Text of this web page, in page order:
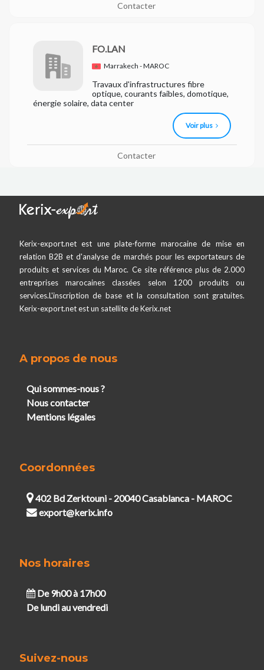
Contacter
FO.LAN
Marrakech - MAROC
Travaux d'infrastructures fibre
optique, courants faibles, domotique,
énergie solaire, data center
Voir plus
Contacter
Kerix-export.net est une plate-forme marocaine de mise en
relation B2B et d'analyse de marchés pour les exportateurs de
produits et services du Maroc. Ce site référence plus de 2.000
entreprises marocaines classées selon 1200 produits ou
services.L'inscription de base et la consultation sont gratuites.
Kerix-export.net est un satellite de Kerix.net
A propos de nous
Qui sommes-nous ?
Nous contacter
Mentions légales
Coordonnées
402 Bd Zerktouni - 20040 Casablanca - MAROC
export@kerix.info
Nos horaires
De 9h00 à 17h00
De lundi au vendredi
Suivez-nous